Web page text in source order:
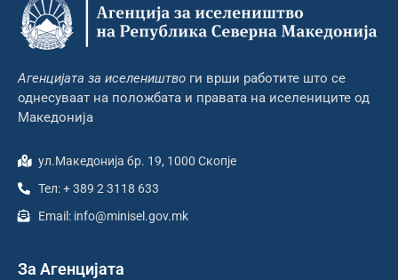
Агенцијата за иселеништво ги врши работите што се
однесуваат на положбата и правата на иселениците од
Македонија
ул.Македонија бр. 19, 1000 Скопје
Тел: + 389 2 3118 633
Email: info@minisel.gov.mk
За Агенцијата